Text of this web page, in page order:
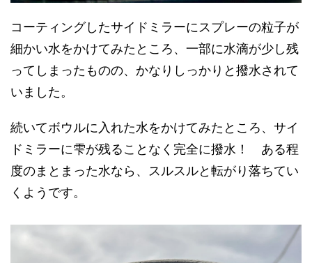
コーティングしたサイドミラーにスプレーの粒子が
細かい水をかけてみたところ、一部に水滴が少し残
ってしまったものの、かなりしっかりと撥水されて
いました。
続いてボウルに入れた水をかけてみたところ、サイ
ドミラーに雫が残ることなく完全に撥水！ ある程
度のまとまった水なら、スルスルと転がり落ちてい
くようです。